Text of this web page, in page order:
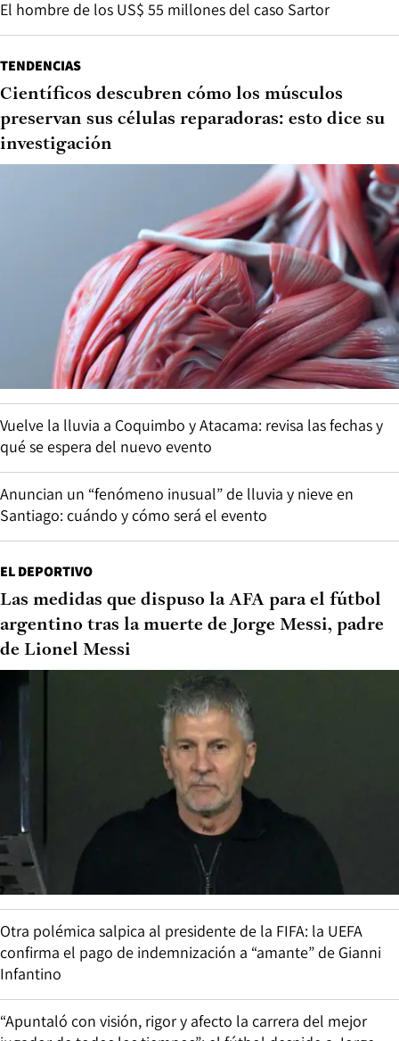
El hombre de los US$ 55 millones del caso Sartor
TENDENCIAS
Científicos descubren cómo los músculos
preservan sus células reparadoras: esto dice su
investigación
Vuelve la lluvia a Coquimbo y Atacama: revisa las fechas y
qué se espera del nuevo evento
Anuncian un “fenómeno inusual” de lluvia y nieve en
Santiago: cuándo y cómo será el evento
EL DEPORTIVO
Las medidas que dispuso la AFA para el fútbol
argentino tras la muerte de Jorge Messi, padre
de Lionel Messi
Otra polémica salpica al presidente de la FIFA: la UEFA
confirma el pago de indemnización a “amante” de Gianni
Infantino
“Apuntaló con visión, rigor y afecto la carrera del mejor